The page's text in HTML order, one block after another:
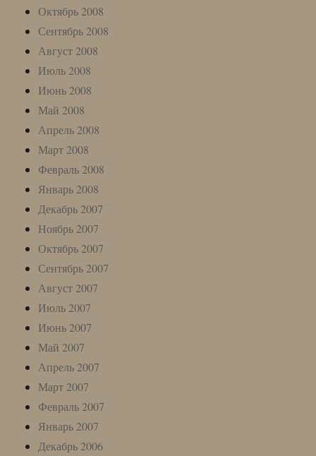
Октябрь 2008
Сентябрь 2008
Август 2008
Июль 2008
Июнь 2008
Май 2008
Апрель 2008
Март 2008
Февраль 2008
Январь 2008
Декабрь 2007
Ноябрь 2007
Октябрь 2007
Сентябрь 2007
Август 2007
Июль 2007
Июнь 2007
Май 2007
Апрель 2007
Март 2007
Февраль 2007
Январь 2007
Декабрь 2006